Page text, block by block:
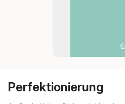
Perfektionierung